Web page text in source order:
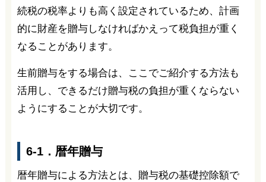
続税の税率よりも高く設定されているため、計画
的に財産を贈与しなければかえって税負担が重く
なることがあります。
生前贈与をする場合は、ここでご紹介する方法も
活用し、できるだけ贈与税の負担が重くならない
ようにすることが大切です。
6-1．暦年贈与
暦年贈与による方法とは、贈与税の基礎控除額で